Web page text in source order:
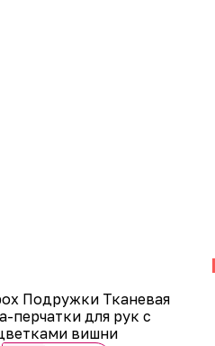
Подружки Тканевая
перчатки для рук с
вишни